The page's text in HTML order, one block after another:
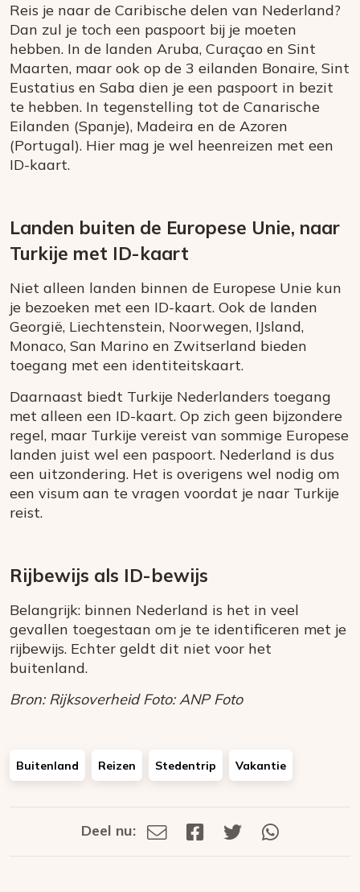
Reis je naar de Caribische delen van Nederland?
Dan zul je toch een paspoort bij je moeten
hebben. In de landen Aruba, Curaçao en Sint
Maarten, maar ook op de 3 eilanden Bonaire, Sint
Eustatius en Saba dien je een paspoort in bezit
te hebben. In tegenstelling tot de Canarische
Eilanden (Spanje), Madeira en de Azoren
(Portugal). Hier mag je wel heenreizen met een
ID-kaart.
Landen buiten de Europese Unie, naar
Turkije met ID-kaart
Niet alleen landen binnen de Europese Unie kun
je bezoeken met een ID-kaart. Ook de landen
Georgië, Liechtenstein, Noorwegen, IJsland,
Monaco, San Marino en Zwitserland bieden
toegang met een identiteitskaart.
Daarnaast biedt Turkije Nederlanders toegang
met alleen een ID-kaart. Op zich geen bijzondere
regel, maar Turkije vereist van sommige Europese
landen juist wel een paspoort. Nederland is dus
een uitzondering. Het is overigens wel nodig om
een visum aan te vragen voordat je naar Turkije
reist.
Rijbewijs als ID-bewijs
Belangrijk: binnen Nederland is het in veel
gevallen toegestaan om je te identificeren met je
rijbewijs. Echter geldt dit niet voor het
buitenland.
Bron: Rijksoverheid Foto: ANP Foto
Buitenland Reizen Stedentrip Vakantie
Deel
Deel nu:
Deel
Deel
Deel